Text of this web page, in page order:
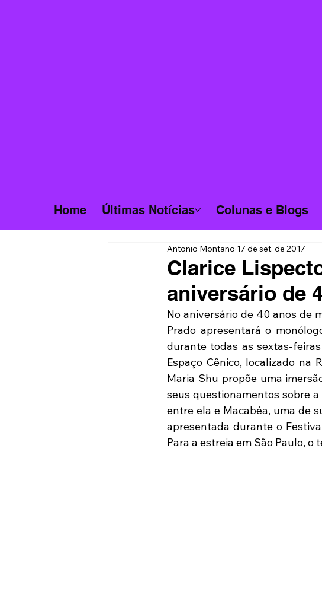
Home Últimas Notícias Colunas e Blogs
Clarice
aniversário de
Antonio Montano 17 de set. de 2017
No aniversário de 40 anos de
Prado apresentará o
durante todas as sextas-
Espaço Cênico, localizado na
Maria Shu propõe uma
seus questionamentos sobre
entre ela e Macabéa, uma de
apresentada durante o
Para a estreia em São Paulo, o